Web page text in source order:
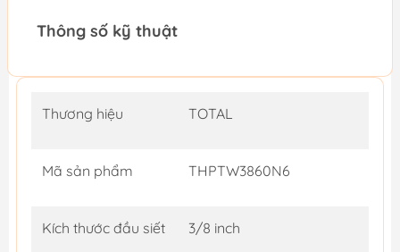
Thông số kỹ thuật
Thương hiệu TOTAL
Mã sản phẩm THPTW3860N6
Kích thước đầu siết 3/8 inch